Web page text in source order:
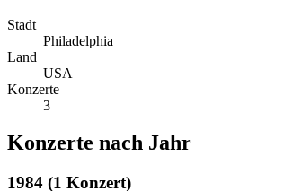
Stadt
Philadelphia
Land
USA
Konzerte
3
Konzerte nach Jahr
1984 (1 Konzert)